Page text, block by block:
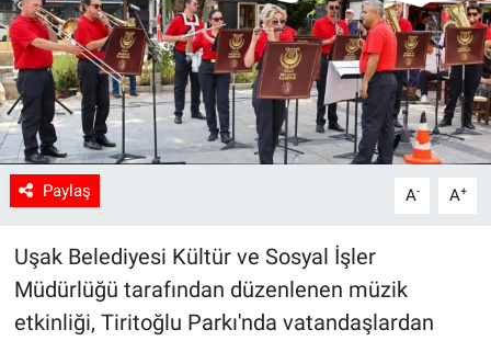
Paylaş A- A+
Uşak Belediyesi Kültür ve Sosyal İşler
Müdürlüğü tarafından düzenlenen müzik
etkinliği, Tiritoğlu Parkı'nda vatandaşlardan
Uşak Haberleri